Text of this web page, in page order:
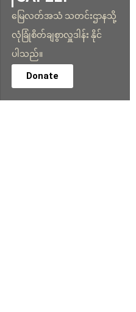
မြေလတ်အသံ သတင်းဌာနသို့
လုံခြုံစိတ်ချစွာလှူဒါန်း နိုင်
ပါသည်။
Donate